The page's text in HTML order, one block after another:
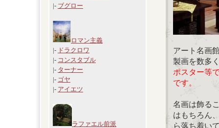
|- ブグロー
ロマン主義
|- ドラクロワ
|- コンスタブル
|- ターナー
|- ゴヤ
|- アイエツ
ラファエル前派
アート名画
製画を数多
ポスター等
です。
名画は飾る
はもちろん
ら落ち着い